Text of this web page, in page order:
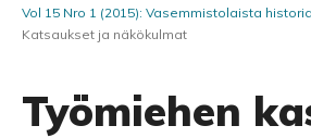
Vol 15 Nro 1 (2015): Vasemmistolaista
Katsaukset ja näkökulmat
Työmiehen